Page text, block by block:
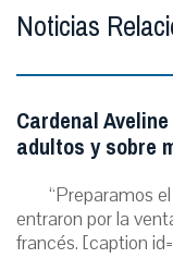
Noticias
Cardenal
adultos y sobre
“Preparamos
entraron por la
francés. [caption